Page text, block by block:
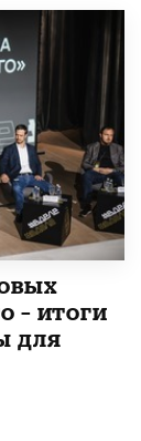
– итоги
для